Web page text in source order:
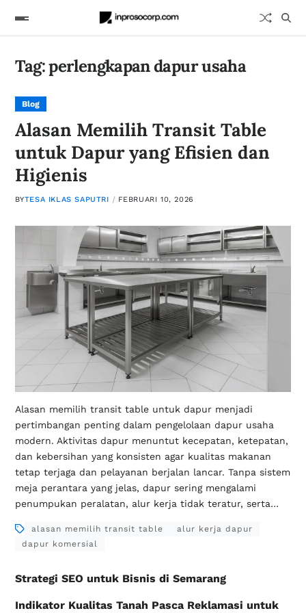
Tag:perlengkapan dapur usaha
Blog
Alasan Memilih Transit Table
untuk Dapur yang Efisien dan
Higienis
BYTESA IKLAS SAPUTRI FEBRUARI 10, 2026
Alasan memilih transit table untuk dapur menjadi
pertimbangan penting dalam pengelolaan dapur usaha
modern. Aktivitas dapur menuntut kecepatan, ketepatan,
dan kebersihan yang konsisten agar kualitas makanan
tetap terjaga dan pelayanan berjalan lancar. Tanpa sistem
meja perantara yang jelas, dapur sering mengalami
penumpukan peralatan, alur kerja tidak teratur, serta…
alasan memilih transit table
alur kerja dapur
dapur komersial
Strategi SEO untuk Bisnis di Semarang
Indikator Kualitas Tanah Pasca Reklamasi untuk